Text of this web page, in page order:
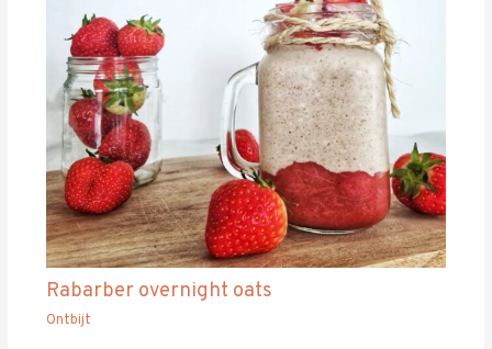
Rabarber overnight oats
Ontbijt